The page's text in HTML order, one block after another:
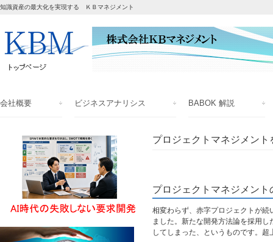
知識資産の最大化を実現する ＫＢマネジメント
会社概要 ビジネスアナリシス BABOK 解説
プロジェクトマネジメン
プロジェクトマネジメン
相変わらず、赤字プロジェクトが
ました。新たな開発方法論を採用
してしまった、というものです。